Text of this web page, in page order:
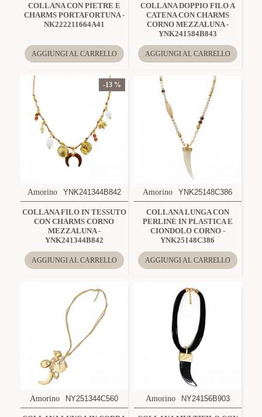
COLLANA CON PIETRE E
CHARMS PORTAFORTUNA -
NK222211664A41
AGGIUNGI AL CARRELLO
COLLANA DOPPIO FILO A
CATENA CON CHARMS
CORNO MEZZALUNA -
YNK241584B843
AGGIUNGI AL CARRELLO
-13 %
Amorino YNK241344B842
COLLANA FILO IN TESSUTO
CON CHARMS CORNO
MEZZALUNA -
YNK241344B842
AGGIUNGI AL CARRELLO
Amorino YNK25148C386
COLLANA LUNGA CON
PERLINE IN PLASTICA E
CIONDOLO CORNO -
YNK25148C386
AGGIUNGI AL CARRELLO
Amorino NY251344C560 Amorino NY24156B903